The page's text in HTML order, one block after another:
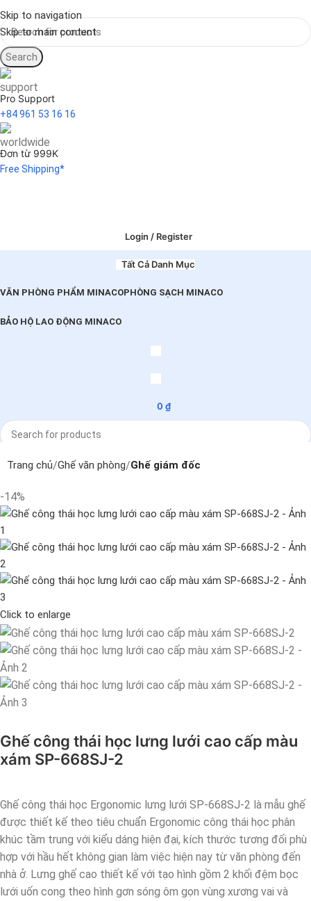
Skip to navigation
Skip to main content
Search
Pro Support
+84 961 53 16 16
Đơn từ 999K
Free Shipping*
Login / Register
Tất Cả Danh Mục
VĂN PHÒNG PHẨM MINACOPHÒNG SẠCH MINACO
BẢO HỘ LAO ĐỘNG MINACO
0 ₫
Search
Trang chủ Ghế văn phòng Ghế giám đốc
-14%
Click to enlarge
Ghế công thái học lưng lưới cao cấp màu
xám SP-668SJ-2
Ghế công thái học Ergonomic lưng lưới SP-668SJ-2 là mẫu ghế
được thiết kế theo tiêu chuẩn Ergonomic công thái học phân
khúc tầm trung với kiểu dáng hiện đại, kích thước tương đối phù
hợp với hầu hết không gian làm việc hiện nay từ văn phòng đến
nhà ở. Lưng ghế cao thiết kế với tạo hình gồm 2 khối đệm bọc
lưới uốn cong theo hình gơn sóng ôm gọn vùng xương vai và